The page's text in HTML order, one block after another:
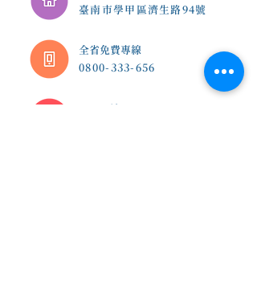
臺南市學甲區濟生路94號
​全省免費專線
0800-333-656